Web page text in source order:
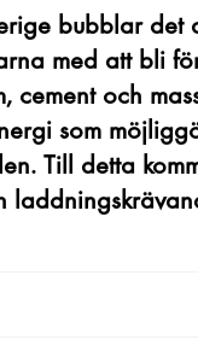
bubblar
med att bli
cement och
som
Till detta